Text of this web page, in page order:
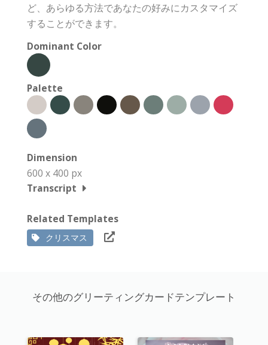
ど、あらゆる方法であなたの好みにカスタマイズ
することができます。
Dominant Color
Palette
Dimension
600 x 400 px
Transcript
Related Templates
クリスマス
その他のグリーティングカードテンプレート